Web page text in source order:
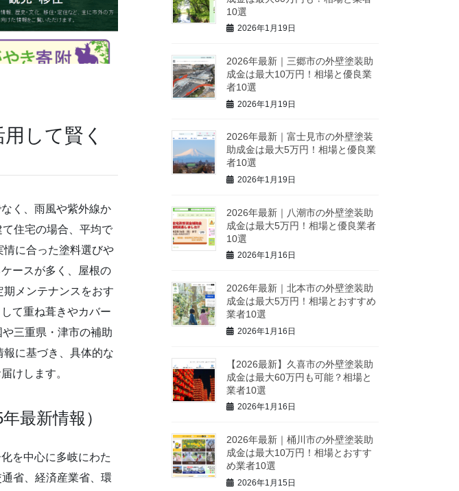
して賢く
く、雨風や紫外線か
住宅の場合、平均で
に合った塗料選びや
ースが多く、屋根の
メンテナンスをおす
て重ね葺きやカバー
三重県・津市の補助
に基づき、具体的な
けします。
最新情報）
を中心に多岐にわた
省、経済産業省、環
10選
2026年1月19日
2026年最新｜三郷市の外壁塗装助
成金は最大10万円！相場と優良業
者10選
2026年1月19日
2026年最新｜富士見市の外壁塗装
助成金は最大5万円！相場と優良業
者10選
2026年1月19日
2026年最新｜八潮市の外壁塗装助
成金は最大5万円！相場と優良業者
10選
2026年1月16日
2026年最新｜北本市の外壁塗装助
成金は最大5万円！相場とおすすめ
業者10選
2026年1月16日
【2026最新】久喜市の外壁塗装助
成金は最大60万円も可能？相場と
業者10選
2026年1月16日
2026年最新｜桶川市の外壁塗装助
成金は最大10万円！相場とおすす
め業者10選
2026年1月15日